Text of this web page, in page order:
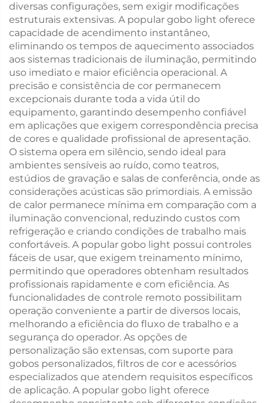
diversas configurações, sem exigir modificações
estruturais extensivas. A popular gobo light oferece
capacidade de acendimento instantâneo,
eliminando os tempos de aquecimento associados
aos sistemas tradicionais de iluminação, permitindo
uso imediato e maior eficiência operacional. A
precisão e consistência de cor permanecem
excepcionais durante toda a vida útil do
equipamento, garantindo desempenho confiável
em aplicações que exigem correspondência precisa
de cores e qualidade profissional de apresentação.
O sistema opera em silêncio, sendo ideal para
ambientes sensíveis ao ruído, como teatros,
estúdios de gravação e salas de conferência, onde as
considerações acústicas são primordiais. A emissão
de calor permanece mínima em comparação com a
iluminação convencional, reduzindo custos com
refrigeração e criando condições de trabalho mais
confortáveis. A popular gobo light possui controles
fáceis de usar, que exigem treinamento mínimo,
permitindo que operadores obtenham resultados
profissionais rapidamente e com eficiência. As
funcionalidades de controle remoto possibilitam
operação conveniente a partir de diversos locais,
melhorando a eficiência do fluxo de trabalho e a
segurança do operador. As opções de
personalização são extensas, com suporte para
gobos personalizados, filtros de cor e acessórios
especializados que atendem requisitos específicos
de aplicação. A popular gobo light oferece